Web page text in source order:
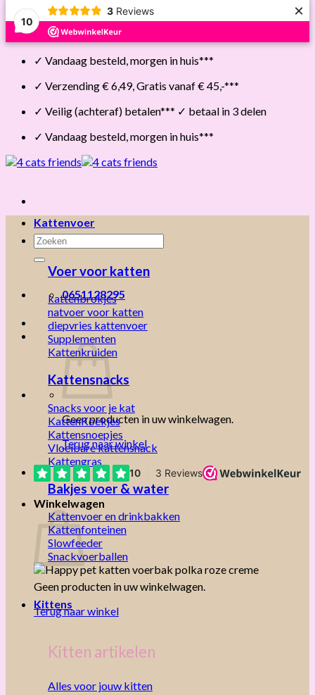
10
3 Reviews ×
Skip
✓ Vandaag besteld, morgen in huis***
✓ Verzending € 6,49, Gratis vanaf € 45,-***
✓ Veilig (achteraf) betalen*** ✓ betaal in 3 delen
✓ Vandaag besteld, morgen in huis***
Zoeken
naar:
0651128295
Geen producten in uw winkelwagen.
Terug naar winkel
Winkelwagen
Geen producten in uw winkelwagen.
Terug naar winkel
Kattenvoer
Voer voor katten
kattenbrokjes
natvoer voor katten
diepvries kattenvoer
Supplementen
Kattenkruiden
Kattensnacks
Snacks voor je kat
KattenKoekjes
Kattensnoepjes
Vloeibare kattensnack
Kattengras
Bakjes voer & water
Kattenvoer en drinkbakken
Kattenfonteinen
Slowfeeder
Snackvoerballen
Kittens
Kitten artikelen
Alles voor jouw kitten